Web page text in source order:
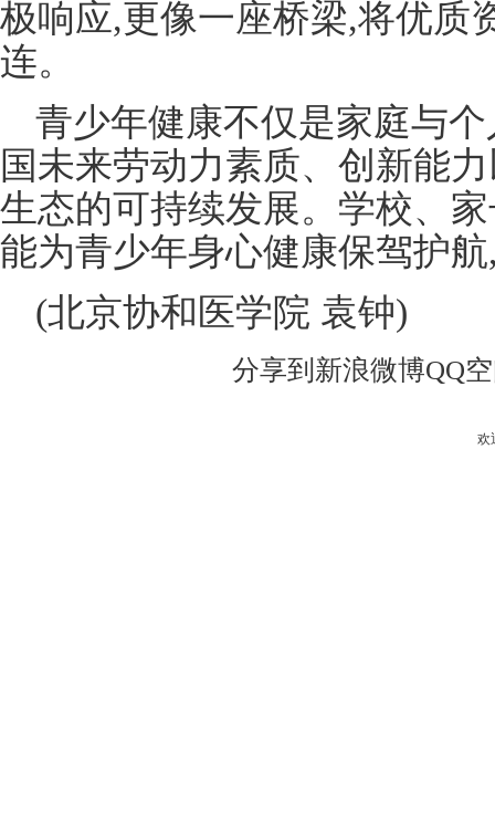
极响应,更像一座桥梁,将优质
连。
青少年健康不仅是家庭与
国未来劳动力素质、创新能
生态的可持续发展。学校、
能为青少年身心健康保驾护
(北京协和医学院 袁钟)
分享到 新浪微博QQ
欢